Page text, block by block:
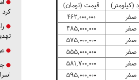
(کیلومتر)
قیمت (تومان)
صفر
۴۶۲,۰۰۰,۰۰۰
صفر
۴۸۵,۰۰۰,۰۰۰
صفر
۵۷۵,۰۰۰,۰۰۰
صفر
۵۵۵,۰۰۰,۰۰۰
صفر
۵۸۱,۷۰۰,۰۰۰
صفر
۵۹۵,۰۰۰,۰۰۰
کرد